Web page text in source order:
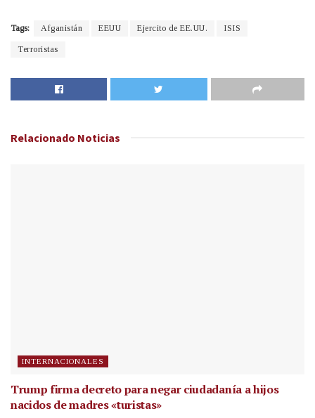
Tags: Afganistán EEUU Ejercito de EE.UU. ISIS
Terroristas
Relacionado Noticias
INTERNACIONALES
Trump firma decreto para negar ciudadanía a hijos
nacidos de madres «turistas»